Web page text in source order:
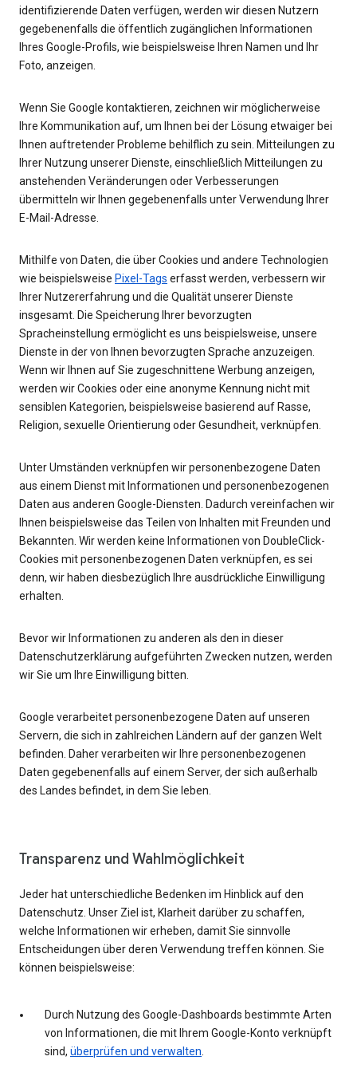
identifizierende Daten verfügen, werden wir diesen Nutzern
gegebenenfalls die öffentlich zugänglichen Informationen
Ihres Google-Profils, wie beispielsweise Ihren Namen und Ihr
Foto, anzeigen.
Wenn Sie Google kontaktieren, zeichnen wir möglicherweise
Ihre Kommunikation auf, um Ihnen bei der Lösung etwaiger bei
Ihnen auftretender Probleme behilflich zu sein. Mitteilungen zu
Ihrer Nutzung unserer Dienste, einschließlich Mitteilungen zu
anstehenden Veränderungen oder Verbesserungen
übermitteln wir Ihnen gegebenenfalls unter Verwendung Ihrer
E-Mail-Adresse.
Mithilfe von Daten, die über Cookies und andere Technologien
wie beispielsweise Pixel-Tags erfasst werden, verbessern wir
Ihrer Nutzererfahrung und die Qualität unserer Dienste
insgesamt. Die Speicherung Ihrer bevorzugten
Spracheinstellung ermöglicht es uns beispielsweise, unsere
Dienste in der von Ihnen bevorzugten Sprache anzuzeigen.
Wenn wir Ihnen auf Sie zugeschnittene Werbung anzeigen,
werden wir Cookies oder eine anonyme Kennung nicht mit
sensiblen Kategorien, beispielsweise basierend auf Rasse,
Religion, sexuelle Orientierung oder Gesundheit, verknüpfen.
Unter Umständen verknüpfen wir personenbezogene Daten
aus einem Dienst mit Informationen und personenbezogenen
Daten aus anderen Google-Diensten. Dadurch vereinfachen wir
Ihnen beispielsweise das Teilen von Inhalten mit Freunden und
Bekannten. Wir werden keine Informationen von DoubleClick-
Cookies mit personenbezogenen Daten verknüpfen, es sei
denn, wir haben diesbezüglich Ihre ausdrückliche Einwilligung
erhalten.
Bevor wir Informationen zu anderen als den in dieser
Datenschutzerklärung aufgeführten Zwecken nutzen, werden
wir Sie um Ihre Einwilligung bitten.
Google verarbeitet personenbezogene Daten auf unseren
Servern, die sich in zahlreichen Ländern auf der ganzen Welt
befinden. Daher verarbeiten wir Ihre personenbezogenen
Daten gegebenenfalls auf einem Server, der sich außerhalb
des Landes befindet, in dem Sie leben.
Transparenz und Wahlmöglichkeit
Jeder hat unterschiedliche Bedenken im Hinblick auf den
Datenschutz. Unser Ziel ist, Klarheit darüber zu schaffen,
welche Informationen wir erheben, damit Sie sinnvolle
Entscheidungen über deren Verwendung treffen können. Sie
können beispielsweise:
Durch Nutzung des Google-Dashboards bestimmte Arten
von Informationen, die mit Ihrem Google-Konto verknüpft
sind, überprüfen und verwalten.